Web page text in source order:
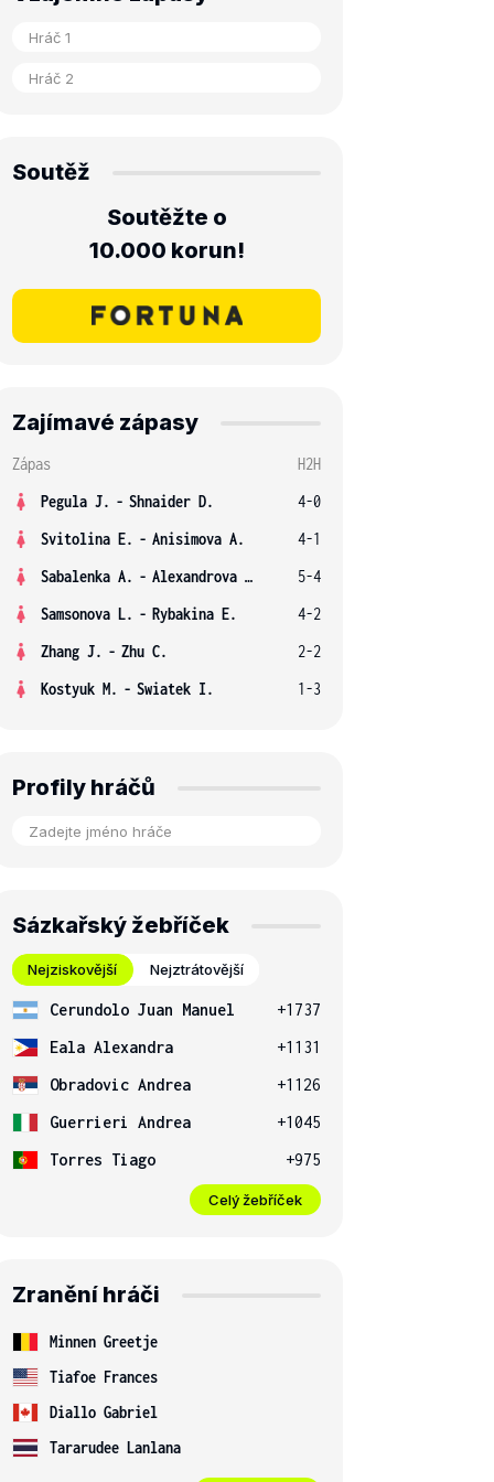
Soutěž
Soutěžte o
10.000 korun!
Zajímavé zápasy
Zápas
H2H
Pegula J. - Shnaider D.
4-0
Svitolina E. - Anisimova A.
4-1
Sabalenka A. - Alexandrova E.
5-4
Samsonova L. - Rybakina E.
4-2
Zhang J. - Zhu C.
2-2
Kostyuk M. - Swiatek I. 1-3
Profily hráčů
Sázkařský žebříček
Nejziskovější Nejztrátovější
Cerundolo Juan Manuel
+1737
Eala Alexandra
+1131
Obradovic Andrea
+1126
Guerrieri Andrea
+1045
Torres Tiago
+975
Celý žebříček
Zranění hráči
Minnen Greetje
Tiafoe Frances
Diallo Gabriel
Tararudee Lanlana